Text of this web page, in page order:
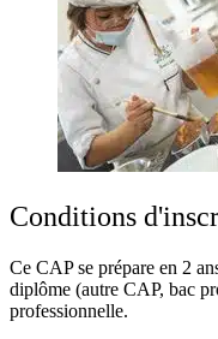
Conditions
Ce CAP se prépare en 2
diplôme (autre CAP, bac
professionnelle.